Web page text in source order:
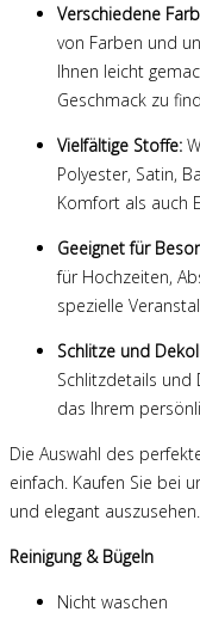
Verschiedene
von Farben und
Ihnen leicht
Geschmack zu
Vielfältige Stoffe:
Polyester, Satin,
Komfort als auch
Geeignet für
für Hochzeiten,
spezielle
Schlitze und
Schlitzdetails und
das Ihrem
Die Auswahl des
einfach. Kaufen Sie bei
und elegant
Reinigung & Bügeln
Nicht waschen